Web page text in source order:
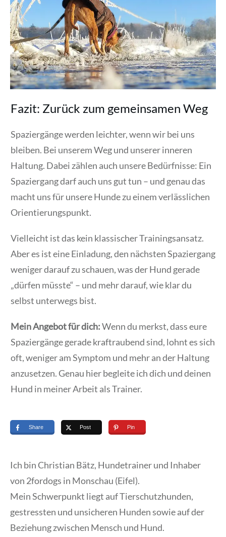
Fazit: Zurück zum gemeinsamen Weg
Spaziergänge werden leichter, wenn wir bei uns
bleiben. Bei unserem Weg und unserer inneren
Haltung. Dabei zählen auch unsere Bedürfnisse: Ein
Spaziergang darf auch uns gut tun – und genau das
macht uns für unsere Hunde zu einem verlässlichen
Orientierungspunkt.
Vielleicht ist das kein klassischer Trainingsansatz.
Aber es ist eine Einladung, den nächsten Spaziergang
weniger darauf zu schauen, was der Hund gerade
„dürfen müsste“ – und mehr darauf, wie klar du
selbst unterwegs bist.
Mein Angebot für dich:Wenn du merkst, dass eure
Spaziergänge gerade kraftraubend sind, lohnt es sich
oft, weniger am Symptom und mehr an der Haltung
anzusetzen. Genau hier begleite ich dich und deinen
Hund in meiner Arbeit als Trainer.
Share Post Pin
Ich bin Christian Bätz, Hundetrainer und Inhaber
von 2fordogs in Monschau (Eifel).
Mein Schwerpunkt liegt auf Tierschutzhunden,
gestressten und unsicheren Hunden sowie auf der
Beziehung zwischen Mensch und Hund.